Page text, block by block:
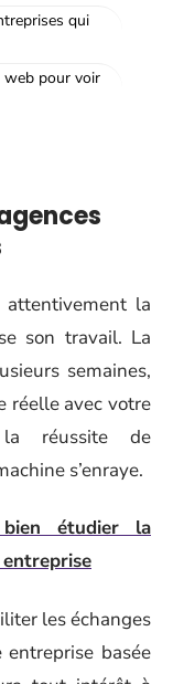
qui
web pour voir
la
son travail. La
semaines,
réelle avec votre
la réussite de
s’enraye.
bien étudier la
les échanges
basée